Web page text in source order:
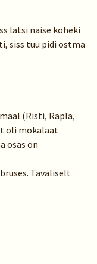
lätsi naise koheki
siss tuu pidi ostma
(Risti, Rapla,
oli mokalaat
osas on
Tavaliselt